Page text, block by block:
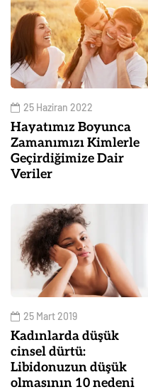
25 Haziran 2022
Hayatımız Boyunca
Zamanımızı Kimlerle
Geçirdiğimize Dair
Veriler
25 Mart 2019
Kadınlarda düşük
cinsel dürtü:
Libidonuzun düşük
olmasının 10 nedeni